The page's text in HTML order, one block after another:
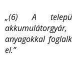
„(6) A
anyagokkal
el.”